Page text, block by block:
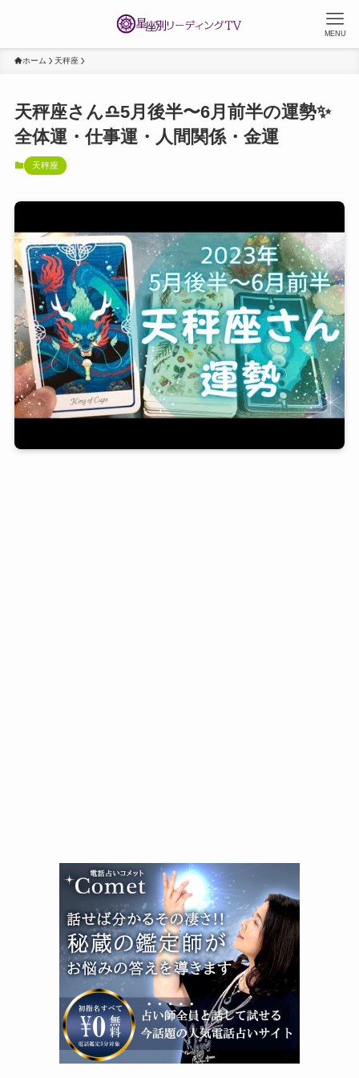
MENU
ホーム 天秤座
天秤座さん♎️5月後半〜6月前半の運勢✨
全体運・仕事運・人間関係・金運
天秤座